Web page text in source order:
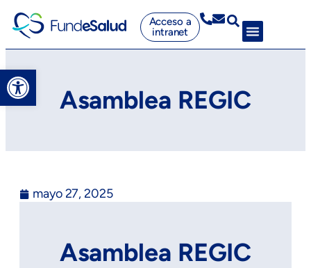
Abrir barra de herramientas
Acceso a
intranet
Asamblea REGIC
mayo 27, 2025
Asamblea REGIC